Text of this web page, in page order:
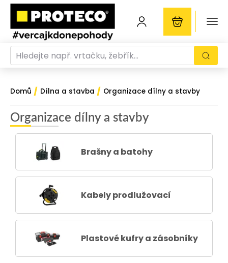
Domů / Dílna a stavba / Organizace dílny a stavby
Organizace dílny a stavby
Brašny a batohy
Kabely prodlužovací
Plastové kufry a zásobníky